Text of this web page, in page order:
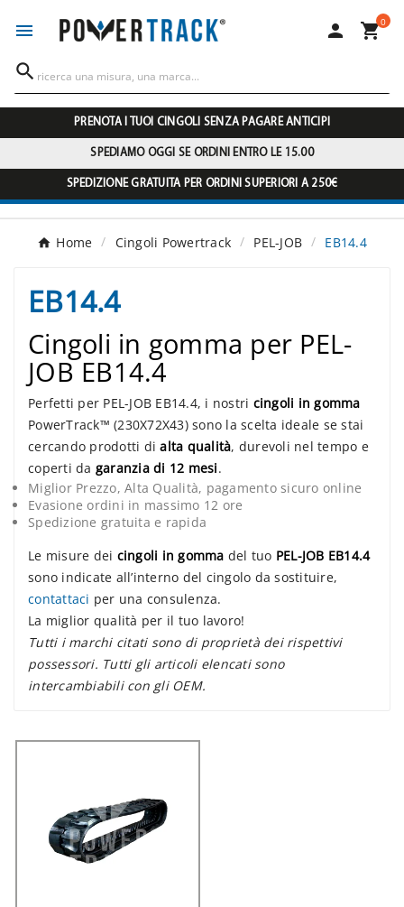
  0

PRENOTA I TUOI CINGOLI SENZA PAGARE ANTICIPI
SPEDIAMO OGGI SE ORDINI ENTRO LE 15.00
SPEDIZIONE GRATUITA PER ORDINI SUPERIORI A 250€
Home Cingoli Powertrack PEL-JOB EB14.4
EB14.4
Cingoli in gomma per PEL-
JOB EB14.4
Perfetti per PEL-JOB EB14.4, i nostri cingoli in gomma
PowerTrack™ (230X72X43) sono la scelta ideale se stai
cercando prodotti dialta qualità, durevoli nel tempo e
coperti da garanzia di 12 mesi.
Miglior Prezzo, Alta Qualità, pagamento sicuro online
Evasione ordini in massimo 12 ore
Spedizione gratuita e rapida
Le misure dei cingoli in gomma del tuo PEL-JOB EB14.4
sono indicate all’interno del cingolo da sostituire,
contattaci per una consulenza.
La miglior qualità per il tuo lavoro!
Tutti i marchi citati sono di proprietà dei rispettivi
possessori. Tutti gli articoli elencati sono
intercambiabili con gli OEM.